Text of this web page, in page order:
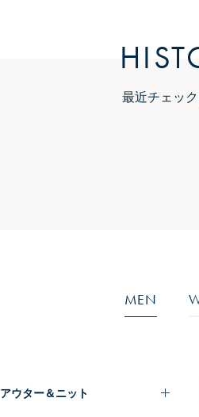
最近チェッ
MEN
アウター＆ニット